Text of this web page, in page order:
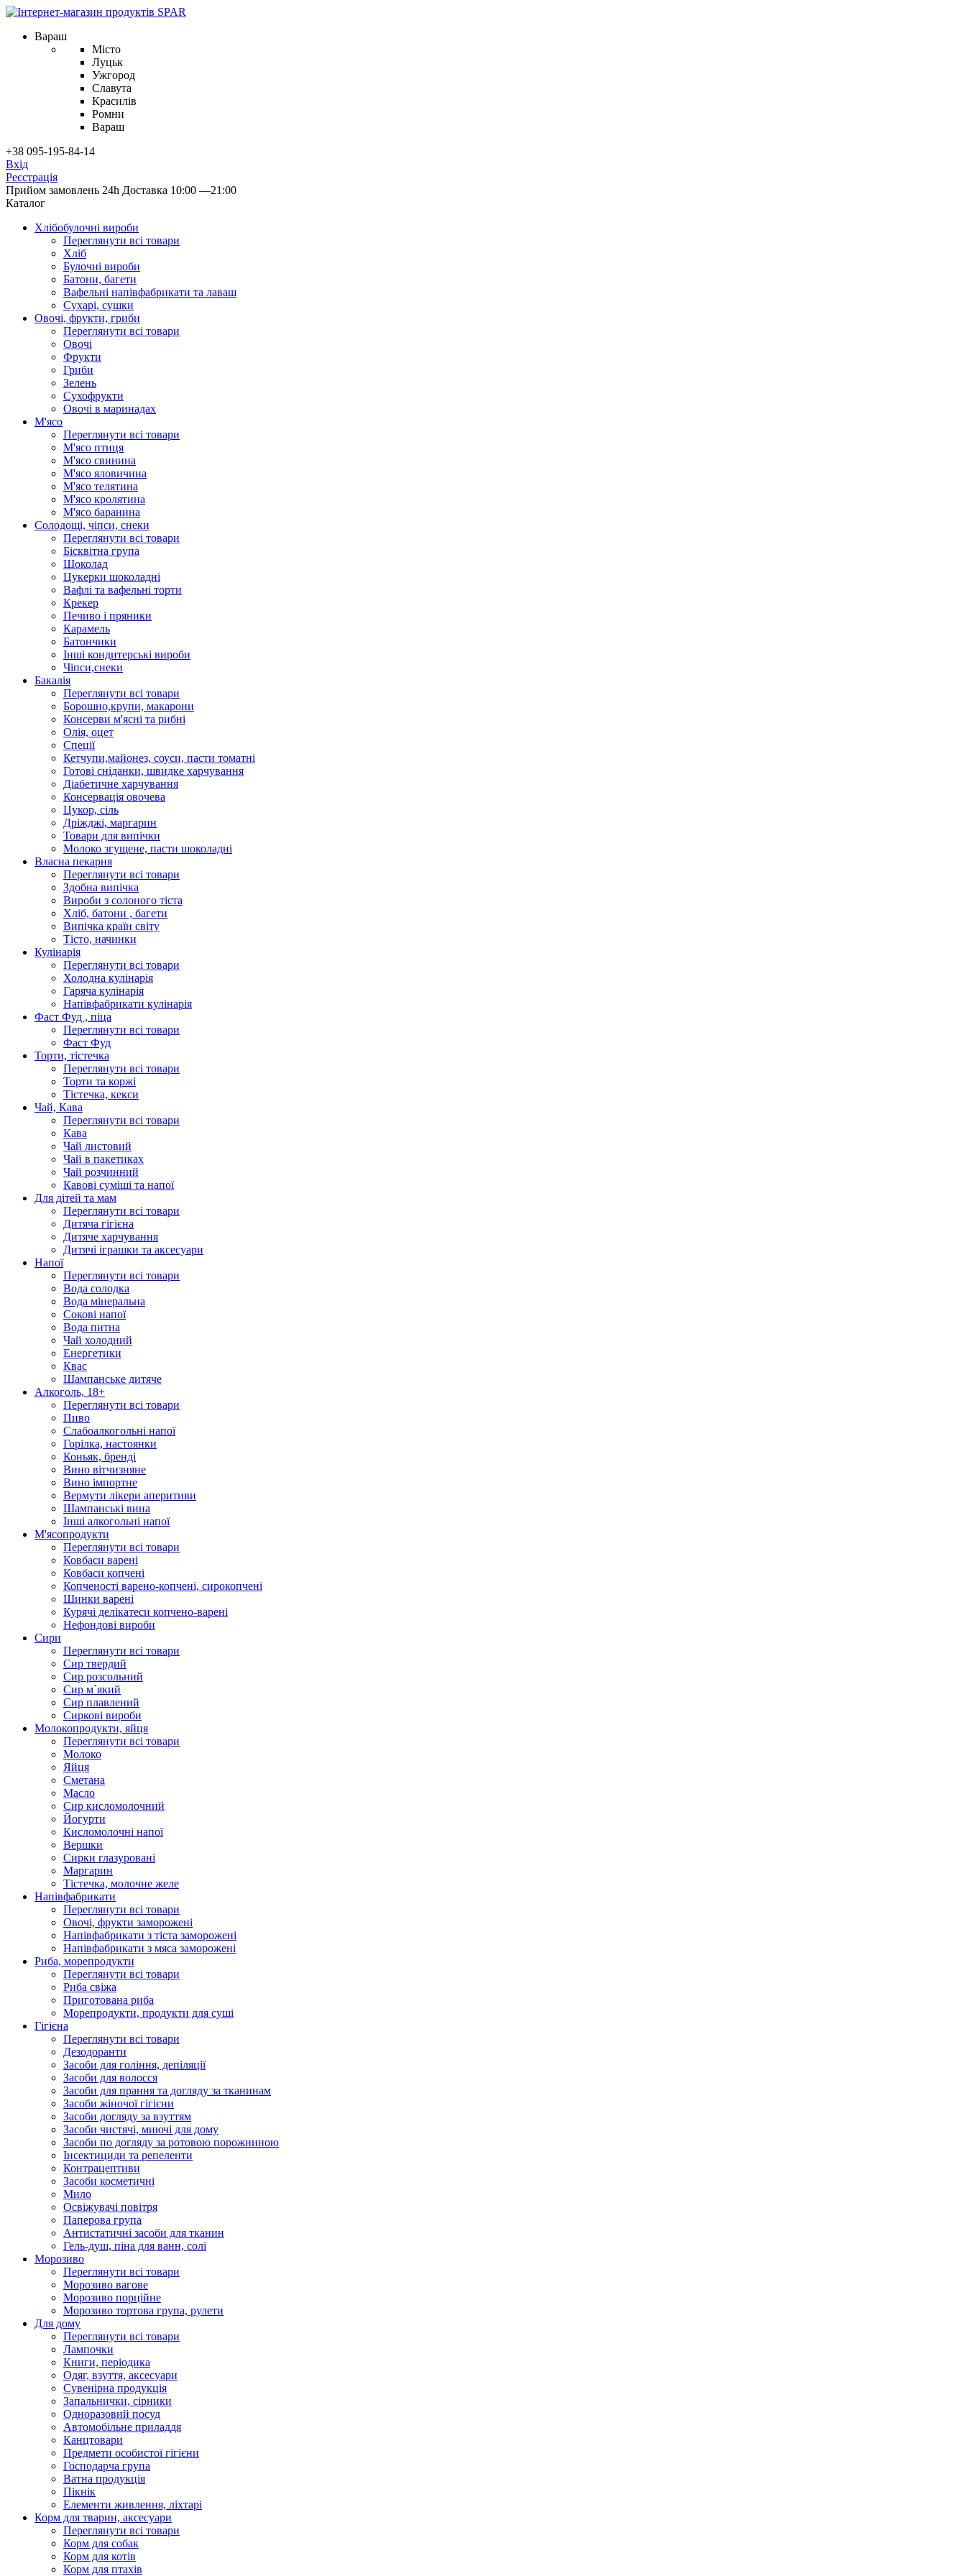
Вараш
Місто
Луцьк
Ужгород
Славута
Красилів
Ромни
Вараш
+38 095-195-84-14
Вхід
Реєстрація
Прийом замовлень 24h Доставка 10:00 —21:00
Каталог
Хлібобулочні вироби
Переглянути всі товари
Хліб
Булочні вироби
Батони, багети
Вафельні напівфабрикати та лаваш
Сухарі, сушки
Овочі, фрукти, гриби
Переглянути всі товари
Овочі
Фрукти
Гриби
Зелень
Сухофрукти
Овочі в маринадах
М'ясо
Переглянути всі товари
М'ясо птиця
М'ясо свинина
М'ясо яловичина
М'ясо телятина
М'ясо кролятина
М'ясо баранина
Солодощі, чіпси, снеки
Переглянути всі товари
Бісквітна група
Шоколад
Цукерки шоколадні
Вафлі та вафельні торти
Крекер
Печиво і пряники
Карамель
Батончики
Інші кондитерські вироби
Чіпси,снеки
Бакалія
Переглянути всі товари
Борошно,крупи, макарони
Консерви м'ясні та рибні
Олія, оцет
Спеції
Кетчупи,майонез, соуси, пасти томатні
Готові сніданки, швидке харчування
Діабетичне харчування
Консервація овочева
Цукор, сіль
Дріжджі, маргарин
Товари для випічки
Молоко згущене, пасти шоколадні
Власна пекарня
Переглянути всі товари
Здобна випічка
Вироби з солоного тіста
Хліб, батони , багети
Випічка країн світу
Тісто, начинки
Кулінарія
Переглянути всі товари
Холодна кулінарія
Гаряча кулінарія
Напівфабрикати кулінарія
Фаст Фуд , піца
Переглянути всі товари
Фаст Фуд
Торти, тістечка
Переглянути всі товари
Торти та коржі
Тістечка, кекси
Чай, Кава
Переглянути всі товари
Кава
Чай листовий
Чай в пакетиках
Чай розчинний
Кавові суміші та напої
Для дітей та мам
Переглянути всі товари
Дитяча гігієна
Дитяче харчування
Дитячі іграшки та аксесуари
Напої
Переглянути всі товари
Вода солодка
Вода мінеральна
Сокові напої
Вода питна
Чай холодний
Енергетики
Квас
Шампанське дитяче
Алкоголь, 18+
Переглянути всі товари
Пиво
Слабоалкогольні напої
Горілка, настоянки
Коньяк, бренді
Вино вітчизняне
Вино імпортне
Вермути лікери аперитиви
Шампанські вина
Інші алкогольні напої
М'ясопродукти
Переглянути всі товари
Ковбаси варені
Ковбаси копчені
Копченості варено-копчені, сирокопчені
Шинки варені
Курячі делікатеси копчено-варені
Нефондові вироби
Сири
Переглянути всі товари
Сир твердий
Сир розсольний
Сир м`який
Сир плавлений
Сиркові вироби
Молокопродукти, яйця
Переглянути всі товари
Молоко
Яйця
Сметана
Масло
Сир кисломолочний
Йогурти
Кисломолочні напої
Вершки
Сирки глазуровані
Маргарин
Тістечка, молочне желе
Напівфабрикати
Переглянути всі товари
Овочі, фрукти заморожені
Напівфабрикати з тіста заморожені
Напівфабрикати з мяса заморожені
Риба, морепродукти
Переглянути всі товари
Риба свіжа
Приготована риба
Морепродукти, продукти для суші
Гігієна
Переглянути всі товари
Дезодоранти
Засоби для гоління, депіляції
Засоби для волосся
Засоби для прання та догляду за тканинам
Засоби жіночої гігієни
Засоби догляду за взуттям
Засоби чистячі, миючі для дому
Засоби по догляду за ротовою порожниною
Інсектициди та репеленти
Контрацептиви
Засоби косметичні
Мило
Освіжувачі повітря
Паперова група
Антистатичні засоби для тканин
Гель-душ, піна для ванн, солі
Морозиво
Переглянути всі товари
Морозиво вагове
Морозиво порційне
Морозиво тортова група, рулети
Для дому
Переглянути всі товари
Лампочки
Книги, періодика
Одяг, взуття, аксесуари
Сувенірна продукція
Запальнички, сірники
Одноразовий посуд
Автомобільне приладдя
Канцтовари
Предмети особистої гігієни
Господарча група
Ватна продукція
Пікнік
Елементи живлення, ліхтарі
Корм для тварин, аксесуари
Переглянути всі товари
Корм для собак
Корм для котів
Корм для птахів